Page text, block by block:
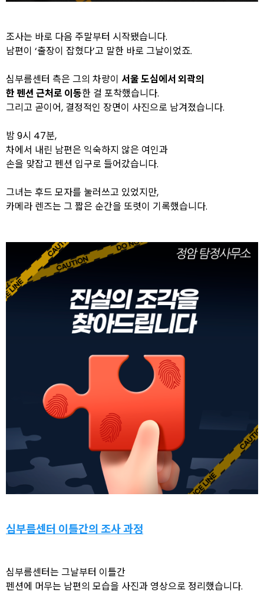
조사는 바로 다음 주말부터 시작됐습니다.
남편이 ‘출장이 잡혔다’고 말한 바로 그날이었죠.
심부름센터 측은 그의 차량이 서울 도심에서 외곽의
한 펜션 근처로 이동한 걸 포착했습니다.
그리고 곧이어, 결정적인 장면이 사진으로 남겨졌습니다.
밤 9시 47분,
차에서 내린 남편은 익숙하지 않은 여인과
손을 맞잡고 펜션 입구로 들어갔습니다.
그녀는 후드 모자를 눌러쓰고 있었지만,
카메라 렌즈는 그 짧은 순간을 또렷이 기록했습니다.
심부름센터 이틀간의 조사 과정
심부름센터는 그날부터 이틀간
펜션에 머무는 남편의 모습을 사진과 영상으로 정리했습니다.